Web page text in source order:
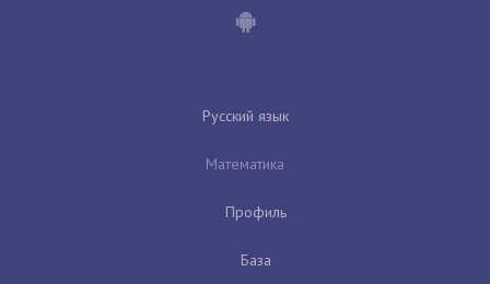
Русский язык
Математика
Профиль
База